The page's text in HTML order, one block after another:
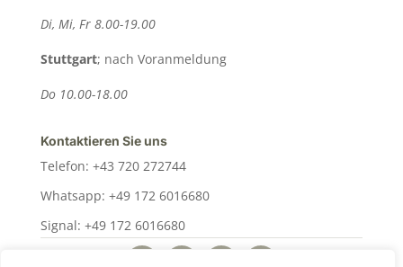
Di, Mi, Fr 8.00-19.00
Stuttgart; nach Voranmeldung
Do 10.00-18.00
Kontaktieren Sie uns
Telefon: +43 720 272744
Whatsapp: +49 172 6016680
Signal: +49 172 6016680